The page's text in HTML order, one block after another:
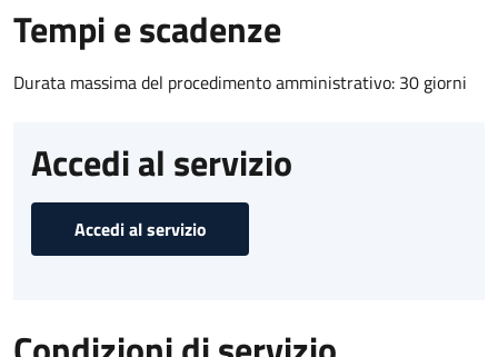
Tempi e scadenze
Durata massima del procedimento amministrativo: 30 giorni
Accedi al servizio
Accedi al servizio